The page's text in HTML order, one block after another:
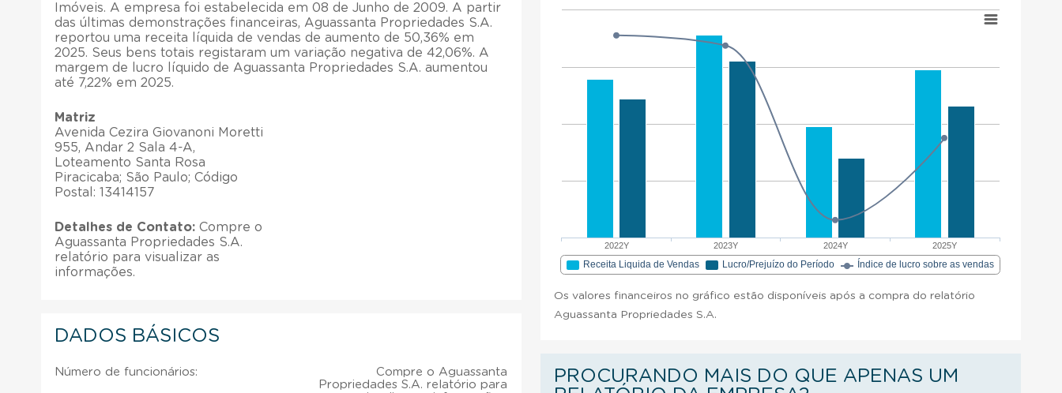
Imóveis. A empresa foi estabelecida em 08 de Junho de 2009. A partir
das últimas demonstrações financeiras, Aguassanta Propriedades S.A.
reportou uma receita líquida de vendas de aumento de 50,36% em
2025. Seus bens totais registaram um variação negativa de 42,06%. A
margem de lucro líquido de Aguassanta Propriedades S.A. aumentou
até 7,22% em 2025.
Matriz
Avenida Cezira Giovanoni Moretti
955, Andar 2 Sala 4-A,
Loteamento Santa Rosa
Piracicaba; São Paulo; Código
Postal: 13414157
Detalhes de Contato: Compre o
Aguassanta Propriedades S.A.
relatório para visualizar as
informações.
DADOS BÁSICOS
Número de funcionários:
Compre o Aguassanta
Propriedades S.A. relatório para
2022Y 2023Y 2024Y 2025Y
Receita Liquida de Vendas Lucro/Prejuízo do Período Índice de lucro sobre as vendas
Os valores financeiros no gráfico estão disponíveis após a compra do relatório
Aguassanta Propriedades S.A.
PROCURANDO MAIS DO QUE APENAS UM